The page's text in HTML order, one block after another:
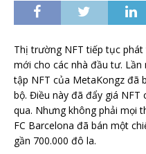
Thị trường NFT tiếp tục
mới cho các nhà đầu tư.
tập NFT của MetaKongz đã
bộ. Điều này đã đẩy giá NFT
qua. Nhưng không phải mọi
FC Barcelona đã bán một
gần 700.000 đô la.